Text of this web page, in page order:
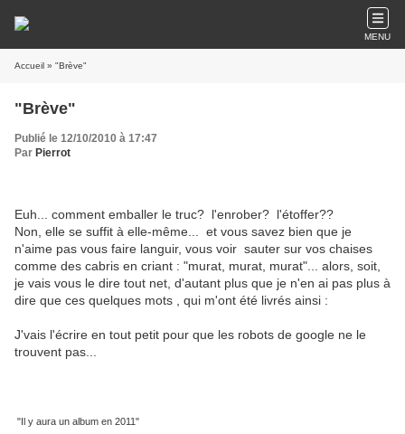
MENU
Accueil » "Brève"
"Brève"
Publié le 12/10/2010 à 17:47
Par Pierrot
Euh... comment emballer le truc? l'enrober? l'étoffer??
Non, elle se suffit à elle-même... et vous savez bien que je
n'aime pas vous faire languir, vous voir sauter sur vos chaises
comme des cabris en criant : "murat, murat, murat"... alors, soit,
je vais vous le dire tout net, d'autant plus que je n'en ai pas plus à
dire que ces quelques mots , qui m'ont été livrés ainsi :
J'vais l'écrire en tout petit pour que les robots de google ne le
trouvent pas...
"Il y aura un album en 2011"